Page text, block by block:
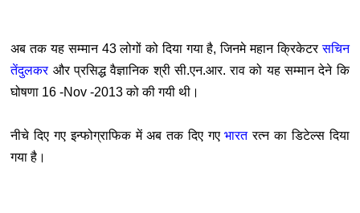
अब तक यह सम्मान 43 लोगों को दिया गया है, जिनमे महान क्रिकेटरसचिन
तेंदुलकरऔर प्रसिद्ध वैज्ञानिक श्री सी.एन.आर. राव को यह सम्मान देने कि
घोषणा 16 -Nov -2013 को की गयी थी।
नीचे दिए गए इन्फोग्राफिक में अब तक दिए गएभारतरत्न का डिटेल्स दिया
गया है।